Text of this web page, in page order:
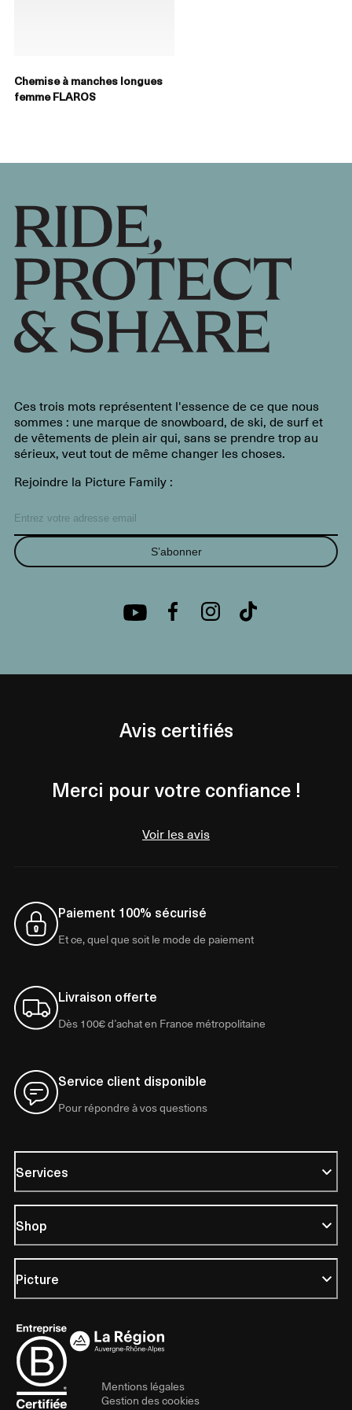
Chemise à manches longues
femme FLAROS
Ces trois mots représentent l'essence de ce que nous
sommes : une marque de snowboard, de ski, de surf et
de vêtements de plein air qui, sans se prendre trop au
sérieux, veut tout de même changer les choses.
Rejoindre la Picture Family :
S’abonner
Avis certifiés
Merci pour votre confiance !
Voir les avis
Paiement 100% sécurisé
Et ce, quel que soit le mode de paiement
Livraison offerte
Dès 100€ d’achat en France métropolitaine
Service client disponible
Pour répondre à vos questions
Services
Shop
Picture
Mentions légales
Gestion des cookies